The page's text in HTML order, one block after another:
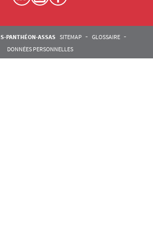
PANTHÉON-ASSAS SITEMAP
GLOSSAIRE
DONNÉES PERSONNELLES